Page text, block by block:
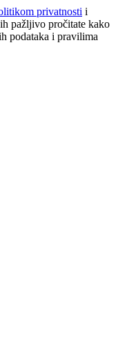
privatnosti i
pažljivo pročitate kako
podataka i pravilima